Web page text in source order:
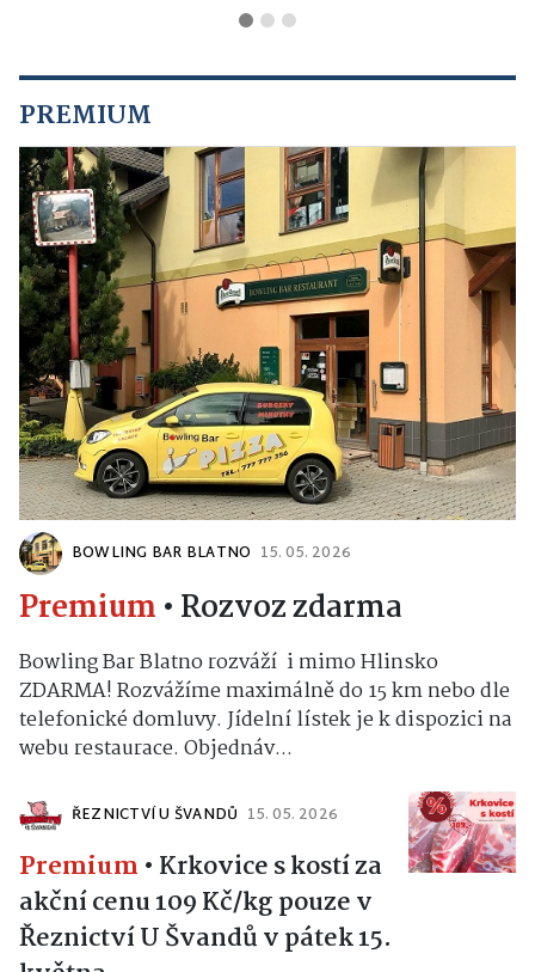
PREMIUM
BOWLING BAR BLATNO 15. 05. 2026
Premium • Rozvoz zdarma
Bowling Bar Blatno rozváží i mimo Hlinsko
ZDARMA! Rozvážíme maximálně do 15 km nebo dle
telefonické domluvy. Jídelní lístek je k dispozici na
webu restaurace. Objednáv...
ŘEZNICTVÍ U ŠVANDŮ 15. 05. 2026
Premium • Krkovice s kostí za
akční cenu 109 Kč/kg pouze v
Řeznictví U Švandů v pátek 15.